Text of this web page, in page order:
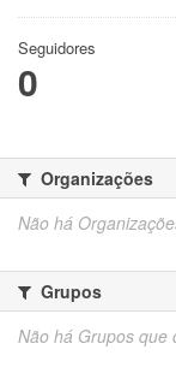
Seguidores
0
Organizações
Não há
Grupos
Não há Grupos que